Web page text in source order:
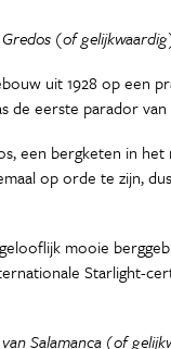
(of
uit 1928 op een
de eerste parador
een bergketen in
op orde te zijn,
mooie
Starlight-
Salamanca (of